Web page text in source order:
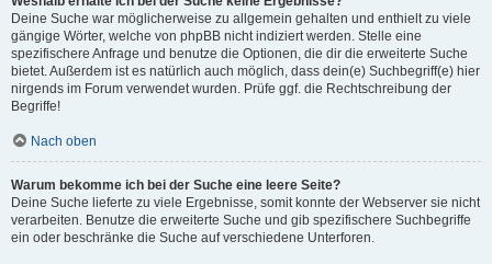
Deine Suche war möglicherweise zu allgemein gehalten und enthielt zu viele
gängige Wörter, welche von phpBB nicht indiziert werden. Stelle eine
spezifischere Anfrage und benutze die Optionen, die dir die erweiterte Suche
bietet. Außerdem ist es natürlich auch möglich, dass dein(e) Suchbegriff(e) hier
nirgends im Forum verwendet wurden. Prüfe ggf. die Rechtschreibung der
Begriffe!
Nach oben
Warum bekomme ich bei der Suche eine leere Seite?
Deine Suche lieferte zu viele Ergebnisse, somit konnte der Webserver sie nicht
verarbeiten. Benutze die erweiterte Suche und gib spezifischere Suchbegriffe
ein oder beschränke die Suche auf verschiedene Unterforen.